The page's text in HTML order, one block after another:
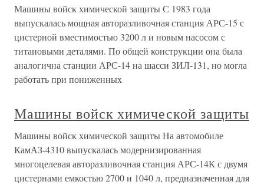
Машины войск химической защиты С 1983 года
выпускалась мощная авторазливочная станция АРС-15 с
цистерной вместимостью 3200 л и новым насосом с
титановыми деталями. По общей конструкции она была
аналогична станции АРС-14 на шасси ЗИЛ-131, но могла
работать при пониженных
Машины войск химической защиты
Машины войск химической защиты На автомобиле
КамАЗ-4310 выпускалась модернизированная
многоцелевая авторазливочная станция АРС-14К с двумя
цистернами емкостью 2700 и 1040 л, предназначенная для